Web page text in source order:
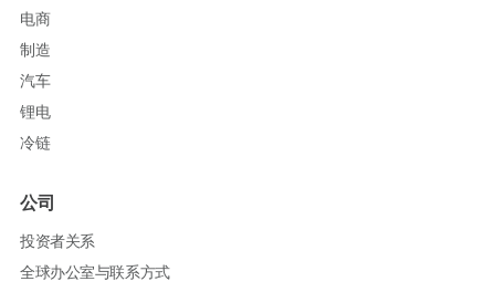
电商
制造
汽车
锂电
冷链
公司
投资者关系
全球办公室与联系方式